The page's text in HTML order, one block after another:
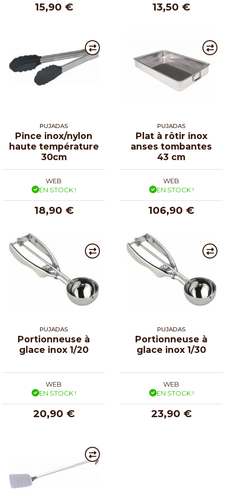
15,90 € 13,50 €
PUJADAS
Pince inox/nylon
haute température
30cm
WEB
EN STOCK !
18,90 €
PUJADAS
Plat à rôtir inox
anses tombantes
43 cm
WEB
EN STOCK !
106,90 €
PUJADAS
Portionneuse à
glace inox 1/20
WEB
EN STOCK !
20,90 €
PUJADAS
Portionneuse à
glace inox 1/30
WEB
EN STOCK !
23,90 €